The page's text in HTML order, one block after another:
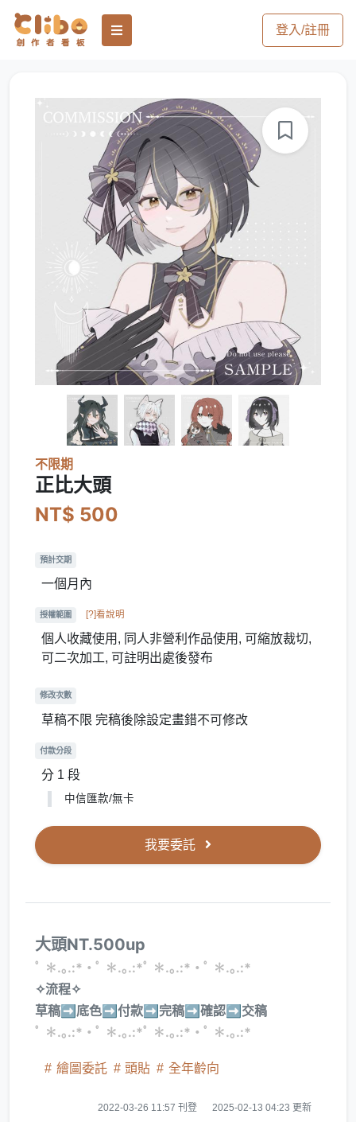
登入/註冊
不限期
正比大頭
NT$ 500
預計交期
一個月內
授權範圍 [?]看說明
個人收藏使用, 同人非營利作品使用, 可縮放裁切,
可二次加工, 可註明出處後發布
修改次數
草稿不限 完稿後除設定畫錯不可修改
付款分段
分 1 段
中信匯款/無卡
我要委託
大頭NT.500up
ﾟ ✽.｡.:*・ﾟ ✽.｡.:*ﾟ ✽.｡.:*・ﾟ ✽.｡.:*
✧流程✧
草稿➡️底色➡️付款➡️完稿➡️確認➡️交稿
ﾟ ✽.｡.:*・ﾟ ✽.｡.:*ﾟ ✽.｡.:*・ﾟ ✽.｡.:*
繪圖委託 頭貼 全年齡向
2022-03-26 11:57 刊登 2025-02-13 04:23 更新